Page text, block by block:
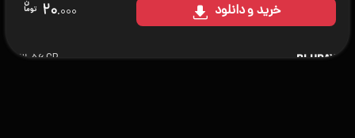
خریدو دانلود ۲۰.۰۰۰
BLURAY
۳.۵۶ GB